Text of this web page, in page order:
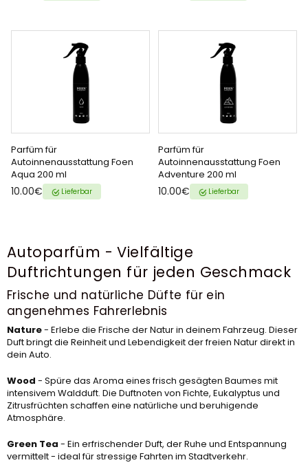
ZUM WARENKORB
HINZUFÜGEN
Parfüm für
Autoinnenausstattung Foen
Aqua 200 ml
{{ name }} auf {{ platform }}
10.00€ Lieferbar
ZUM WARENKORB
HINZUFÜGEN
Parfüm für
Autoinnenausstattung Foen
Adventure 200 ml
{{ name }} auf {{ platform }}
10.00€ Lieferbar
Autoparfüm - Vielfältige
Duftrichtungen für jeden Geschmack
Frische und natürliche Düfte für ein
angenehmes Fahrerlebnis
Nature- Erlebe die Frische der Natur in deinem Fahrzeug. Dieser
Duft bringt die Reinheit und Lebendigkeit der freien Natur direkt in
dein Auto.
Wood - Spüre das Aroma eines frisch gesägten Baumes mit
intensivem Waldduft. Die Duftnoten von Fichte, Eukalyptus und
Zitrusfrüchten schaffen eine natürliche und beruhigende
Atmosphäre.
Green Tea - Ein erfrischender Duft, der Ruhe und Entspannung
vermittelt - ideal für stressige Fahrten im Stadtverkehr.